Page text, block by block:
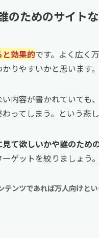
のためのサイト
効果的です。よく広く
りやすいかと思います。
内容が書かれていても
ってしまう。という悲
見て欲しいかや誰のため
ゲットを絞りましょう。
ンツであれば万人向けと